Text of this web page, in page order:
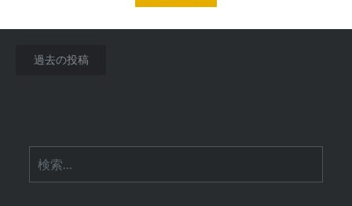
投
ビ
過去の投稿
索: